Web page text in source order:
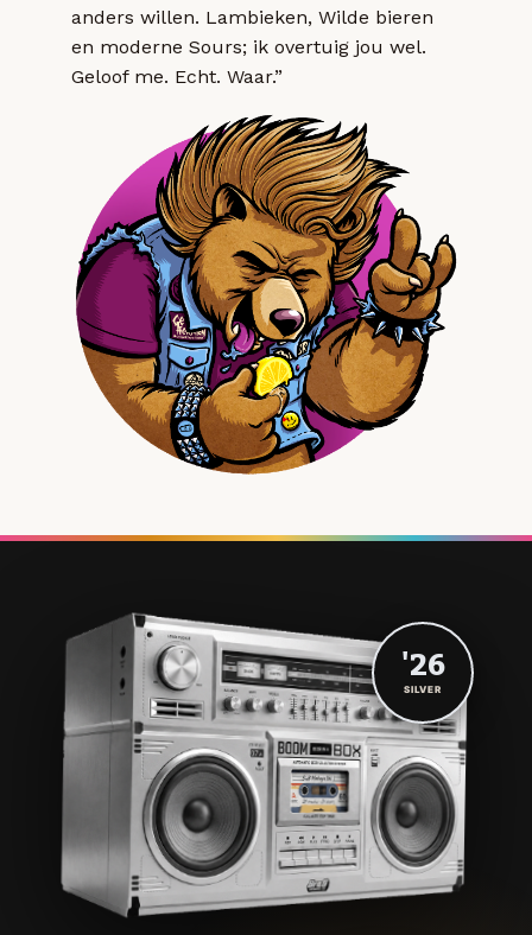
anders willen. Lambieken, Wilde bieren
en moderne Sours; ik overtuig jou wel.
Geloof me. Echt. Waar.”
'26
SILVER